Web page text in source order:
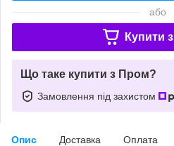
або
Купити з
Що таке купити з Пром?
Замовлення під захистом
Опис Доставка Оплата